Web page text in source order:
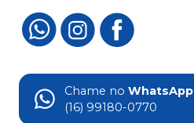
Chame no WhatsApp
(16) 99180-0770